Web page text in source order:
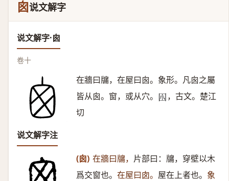
囪说文解字
说文解字·囪
卷十
在牆曰牖，在屋曰囪。象形。凡囪之屬
皆从囪。窗，或从穴。 𡆧 ，古文。楚江
切
说文解字注
(囪) 在牆曰牖， 片部曰：牖，穿壁以木
爲交窗也。 在屋曰囱。 屋在上者也。 象